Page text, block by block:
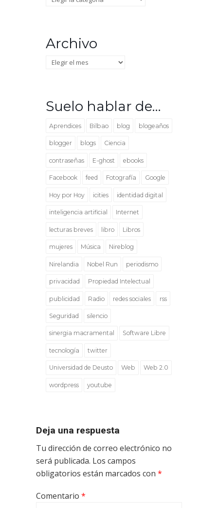
Archivo
Archivo
Suelo hablar de…
Aprendices Bilbao blog blogeaños
blogger blogs Ciencia
contraseñas E-ghost ebooks
Facebook feed Fotografía Google
Hoy por Hoy icities identidad digital
inteligencia artificial Internet
lecturas breves libro Libros
mujeres Música Nireblog
Nirelandia Nobel Run periodismo
privacidad Propiedad Intelectual
publicidad Radio redes sociales rss
Seguridad silencio
sinergia macramental Software Libre
tecnología twitter
Universidad de Deusto Web Web 2.0
wordpress youtube
Deja una respuesta
Tu dirección de correo electrónico no
será publicada. Los campos
obligatorios están marcados con *
Comentario *